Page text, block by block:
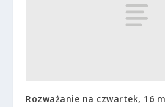
Rozważanie na czwartek, 16